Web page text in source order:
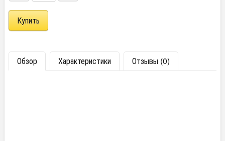
Обзор Характеристики Отзывы (0)